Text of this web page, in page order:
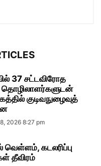
37 சட்டவிரோத
தொழிலாளர்களுடன்
குடிவநுழைவுத்
2026 8:27 pm
வெள்ளம், கடலரிப்பு
தீவிரம்